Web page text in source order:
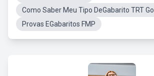
Como Saber Meu Tipo DeGabarito TRT Go
Provas EGabaritos FMP